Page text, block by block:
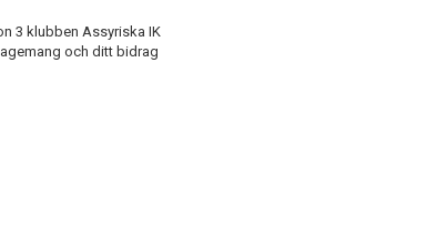
3 klubben Assyriska IK
och ditt bidrag